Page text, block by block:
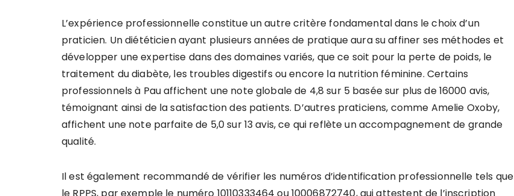
L’expérience professionnelle constitue un autre critère fondamental dans le choix d’un
praticien. Un diététicien ayant plusieurs années de pratique aura su affiner ses méthodes et
développer une expertise dans des domaines variés, que ce soit pour la perte de poids, le
traitement du diabète, les troubles digestifs ou encore la nutrition féminine. Certains
professionnels à Pau affichent une note globale de 4,8 sur 5 basée sur plus de 16000 avis,
témoignant ainsi de la satisfaction des patients. D’autres praticiens, comme Amelie Oxoby,
affichent une note parfaite de 5,0 sur 13 avis, ce qui reflète un accompagnement de grande
qualité.
Il est également recommandé de vérifier les numéros d’identification professionnelle tels que